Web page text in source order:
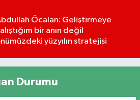
Öcalan: Geliştirmeye
bir anın değil
yüzyılın stratejisi
Durumu